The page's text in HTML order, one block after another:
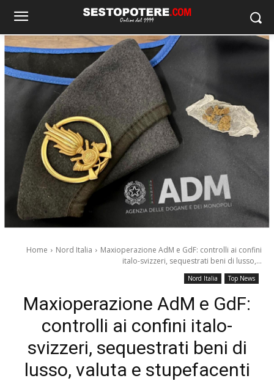
Home Nord Italia
Maxioperazione AdM e GdF: controlli ai confini
italo-svizzeri, sequestrati beni di lusso,...
Nord Italia Top News
Maxioperazione AdM e GdF:
controlli ai confini italo-
svizzeri, sequestrati beni di
lusso, valuta e stupefacenti